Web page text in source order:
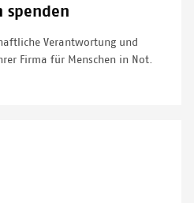
spenden
Verantwortung und
Firma für Menschen in Not.